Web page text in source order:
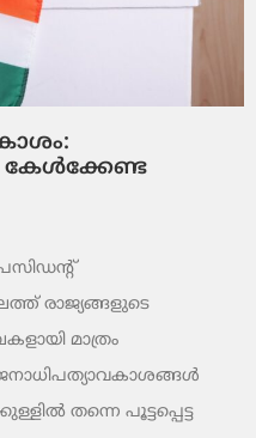
രാജ്യങ്ങളുടെ
മാത്രം
തന്നെ പൂട്ടപ്പെട്ട